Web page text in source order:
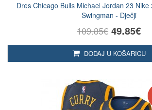
Dres Chicago Bulls Michael Jordan 23
Swingman - Dječji
109.85€ 49.85€
DODAJ U KOŠARICU